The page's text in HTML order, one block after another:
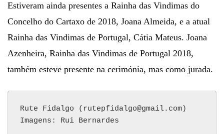
Estiveram ainda presentes a Rainha das Vindimas do
Concelho do Cartaxo de 2018, Joana Almeida, e a atual
Rainha das Vindimas de Portugal, Cátia Mateus. Joana
Azenheira, Rainha das Vindimas de Portugal 2018,
também esteve presente na cerimónia, mas como jurada.
Rute Fidalgo (rutepfidalgo@gmail.com)
Imagens: Rui Bernardes